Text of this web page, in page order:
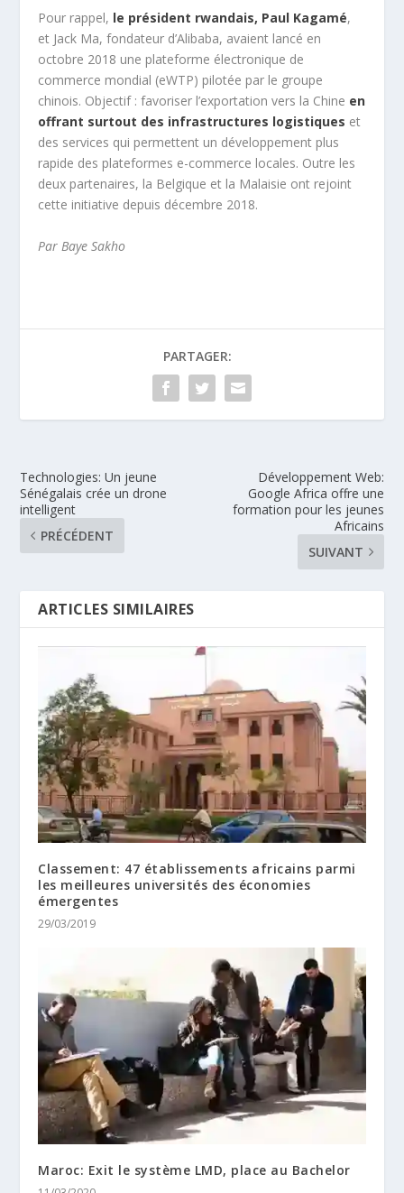
Pour rappel, le président rwandais, Paul Kagamé,
et Jack Ma, fondateur d’Alibaba, avaient lancé en
octobre 2018 une plateforme électronique de
commerce mondial (eWTP) pilotée par le groupe
chinois. Objectif : favoriser l’exportation vers la Chine en
offrant surtout des infrastructures logistiques et
des services qui permettent un développement plus
rapide des plateformes e-commerce locales. Outre les
deux partenaires, la Belgique et la Malaisie ont rejoint
cette initiative depuis décembre 2018.
Par Baye Sakho
PARTAGER:
Technologies: Un jeune
Sénégalais crée un drone
intelligent
PRÉCÉDENT
Développement Web:
Google Africa offre une
formation pour les jeunes
Africains
SUIVANT
ARTICLES SIMILAIRES
Classement: 47 établissements africains parmi
les meilleures universités des économies
émergentes
29/03/2019
Maroc: Exit le système LMD, place au Bachelor